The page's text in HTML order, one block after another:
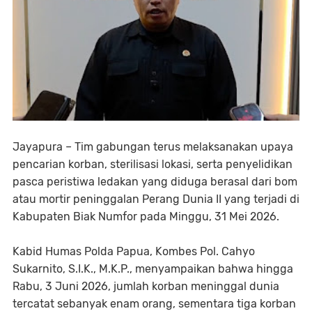
Jayapura – Tim gabungan terus melaksanakan upaya
pencarian korban, sterilisasi lokasi, serta penyelidikan
pasca peristiwa ledakan yang diduga berasal dari bom
atau mortir peninggalan Perang Dunia II yang terjadi di
Kabupaten Biak Numfor pada Minggu, 31 Mei 2026.
Kabid Humas Polda Papua, Kombes Pol. Cahyo
Sukarnito, S.I.K., M.K.P., menyampaikan bahwa hingga
Rabu, 3 Juni 2026, jumlah korban meninggal dunia
tercatat sebanyak enam orang, sementara tiga korban